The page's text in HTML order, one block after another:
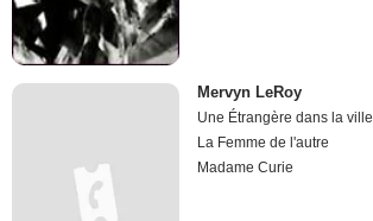
Mervyn LeRoy
Une Étrangère dans la ville
La Femme de l'autre
Madame Curie